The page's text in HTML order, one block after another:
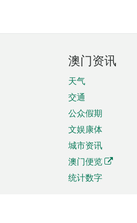
澳门资讯
天气
交通
公众假期
文娱康体
城市资讯
澳门便览
统计数字